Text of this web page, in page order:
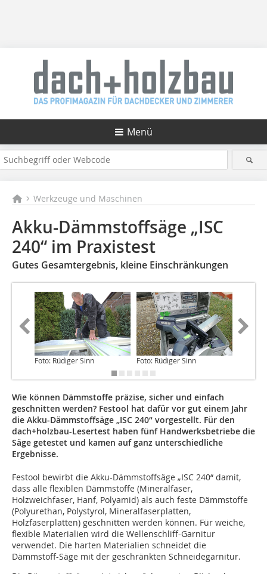
Menü
Werkzeuge und Maschinen
Akku-Dämmstoffsäge „ISC
240“ im Praxistest
Gutes Gesamtergebnis, kleine Einschränkungen
Foto: Rüdiger Sinn Foto: Rüdiger Sinn
Wie können Dämmstoffe präzise, sicher und einfach
geschnitten werden? Festool hat dafür vor gut einem Jahr
die Akku-Dämmstoffsäge „ISC 240“ vorgestellt. Für den
dach+holzbau-Lesertest haben fünf Handwerksbetriebe die
Säge getestet und kamen auf ganz unterschiedliche
Ergebnisse.
Festool bewirbt die Akku-Dämmstoffsäge „ISC 240“ damit,
dass alle flexiblen Dämmstoffe (Mineralfaser,
Holzweichfaser, Hanf, Polyamid) als auch feste Dämmstoffe
(Polyurethan, Polystyrol, Mineralfaserplatten,
Holzfaserplatten) geschnitten werden können. Für weiche,
flexible Materialien wird die Wellenschliff-Garnitur
verwendet. Die harten Materialien schneidet die
Dämmstoff-Säge mit der geschränkten Schneidegarnitur.